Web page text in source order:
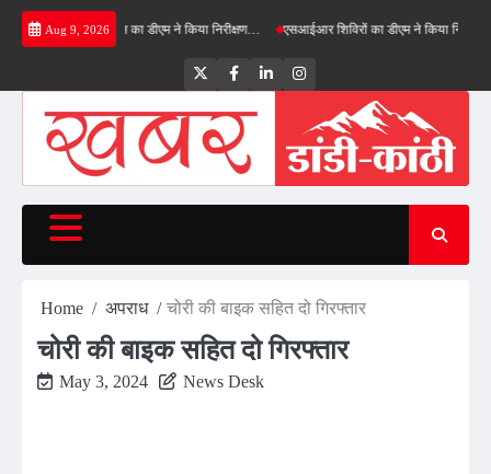
Skip
Aug 9, 2026
बाईपास का डीएम ने किया निरीक्षण… एसआईआर शिविरों का डीएम ने किया निरीक्षण,
TwitterFacebookLinkedInInstagram
Home अपराध चोरी की बाइक सहित दो गिरफ्तार
चोरी की बाइक सहित दो गिरफ्तार
May 3, 2024 News Desk